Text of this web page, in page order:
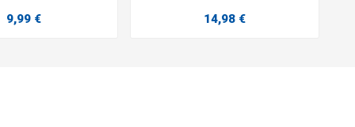
9,99 € 14,98 €